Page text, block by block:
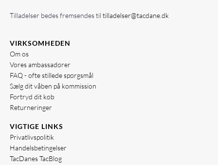
Tilladelser bedes fremsendes til tilladelser@tacdane.dk
VIRKSOMHEDEN
Om os
Vores ambassadører
FAQ - ofte stillede spørgsmål
Sælg dit våben på kommission
Fortryd dit køb
Returneringer
VIGTIGE LINKS
Privatlivspolitik
Handelsbetingelser
TacDanes TacBlog